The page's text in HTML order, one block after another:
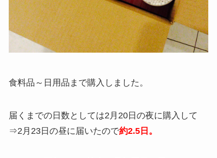
食料品～日用品まで購入しました。
届くまでの日数としては2月20日の夜に購入して
⇒2月23日の昼に届いたので約2.5日。